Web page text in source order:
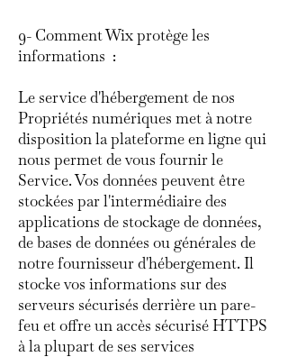
9- Comment Wix protège les
informations :
Le service d'hébergement de nos
Propriétés numériques met à notre
disposition la plateforme en ligne qui
nous permet de vous fournir le
Service. Vos données peuvent être
stockées par l'intermédiaire des
applications de stockage de données,
de bases de données ou générales de
notre fournisseur d'hébergement. Il
stocke vos informations sur des
serveurs sécurisés derrière un pare-
feu et offre un accès sécurisé HTTPS
à la plupart de ses services